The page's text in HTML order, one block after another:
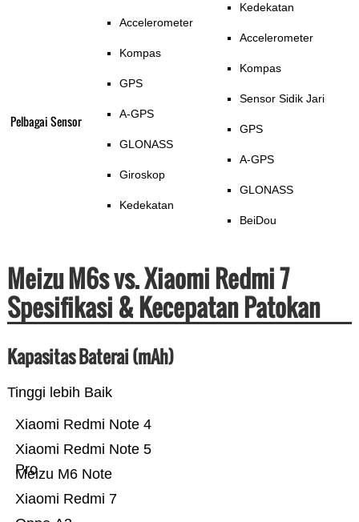
Pelbagai Sensor
Accelerometer
Kompas
GPS
A-GPS
GLONASS
Giroskop
Kedekatan
Kedekatan
Accelerometer
Kompas
Sensor Sidik Jari
GPS
A-GPS
GLONASS
BeiDou
Meizu M6s vs. Xiaomi Redmi 7
Spesifikasi & Kecepatan Patokan
Kapasitas Baterai (mAh)
Tinggi lebih Baik
Xiaomi Redmi 7
Meizu M6 Note
Xiaomi Redmi Note 5
Pro
Xiaomi Redmi Note 4